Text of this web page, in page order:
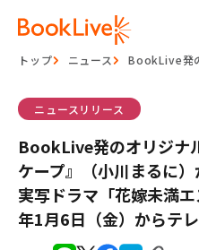
トップ ニュース BookLive発
ニュースリリース
BookLive発のオリジナ
ケープ』（小川まるに
実写ドラマ「花嫁未満
年1月6日（金）からテ